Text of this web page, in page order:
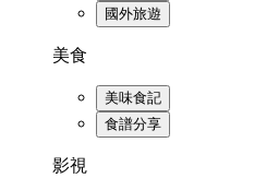
國外旅遊
美食
美味食記
食譜分享
影視